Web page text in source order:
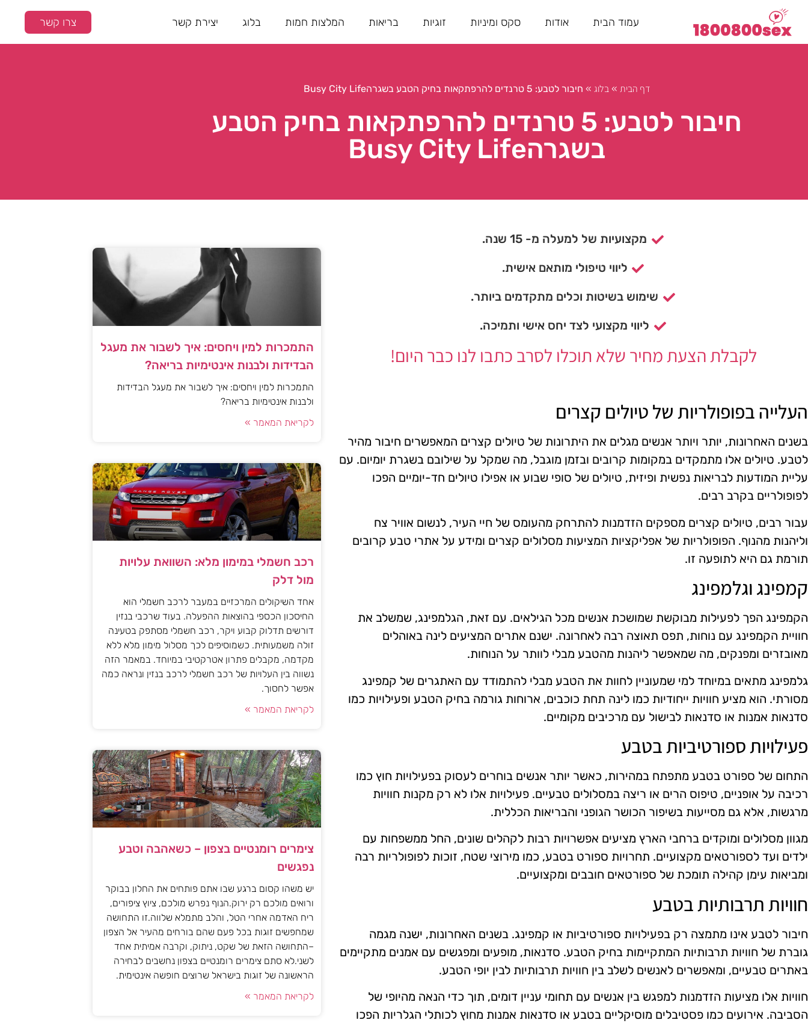
עמוד הבית אודות סקס ומיניות זוגיות בריאות המלצות חמות בלוג יצירת קשר צרו קשר
דף הבית »בלוג » חיבור לטבע: 5 טרנדים להרפתקאות בחיק הטבע בשגרהBusy City Life
חיבור לטבע: 5 טרנדים להרפתקאות בחיק הטבע
בשגרהBusy City Life
מקצועיות של למעלה מ- 15 שנה.
ליווי טיפולי מותאם אישית.
שימוש בשיטות וכלים מתקדמים ביותר.
ליווי מקצועי לצד יחס אישי ותמיכה.
לקבלת הצעת מחיר שלא תוכלו לסרב כתבו לנו כבר היום!
העלייה בפופולריות של טיולים קצרים
בשנים האחרונות, יותר ויותר אנשים מגלים את היתרונות של טיולים קצרים המאפשרים חיבור מהיר
לטבע. טיולים אלו מתמקדים במקומות קרובים ובזמן מוגבל, מה שמקל על שילובם בשגרת יומיום. עם
עליית המודעות לבריאות נפשית ופיזית, טיולים של סופי שבוע או אפילו טיולים חד-יומיים הפכו
לפופולריים בקרב רבים.
עבור רבים, טיולים קצרים מספקים הזדמנות להתרחק מהעומס של חיי העיר, לנשום אוויר צח
וליהנות מהנוף. הפופולריות של אפליקציות המציעות מסלולים קצרים ומידע על אתרי טבע קרובים
תורמת גם היא לתופעה זו.
קמפינג וגלמפינג
הקמפינג הפך לפעילות מבוקשת שמושכת אנשים מכל הגילאים. עם זאת, הגלמפינג, שמשלב את
חוויית הקמפינג עם נוחות, תפס תאוצה רבה לאחרונה. ישנם אתרים המציעים לינה באוהלים
מאובזרים ומפנקים, מה שמאפשר ליהנות מהטבע מבלי לוותר על הנוחות.
גלמפינג מתאים במיוחד למי שמעוניין לחוות את הטבע מבלי להתמודד עם האתגרים של קמפינג
מסורתי. הוא מציע חוויות ייחודיות כמו לינה תחת כוכבים, ארוחות גורמה בחיק הטבע ופעילויות כמו
סדנאות אמנות או סדנאות לבישול עם מרכיבים מקומיים.
פעילויות ספורטיביות בטבע
התחום של ספורט בטבע מתפתח במהירות, כאשר יותר אנשים בוחרים לעסוק בפעילויות חוץ כמו
רכיבה על אופניים, טיפוס הרים או ריצה במסלולים טבעיים. פעילויות אלו לא רק מקנות חוויות
מרגשות, אלא גם מסייעות בשיפור הכושר הגופני והבריאות הכללית.
מגוון מסלולים ומוקדים ברחבי הארץ מציעים אפשרויות רבות לקהלים שונים, החל ממשפחות עם
ילדים ועד לספורטאים מקצועיים. תחרויות ספורט בטבע, כמו מירוצי שטח, זוכות לפופולריות רבה
ומביאות עימן קהילה תומכת של ספורטאים חובבים ומקצועיים.
חוויות תרבותיות בטבע
חיבור לטבע אינו מתמצה רק בפעילויות ספורטיביות או קמפינג. בשנים האחרונות, ישנה מגמה
גוברת של חוויות תרבותיות המתקיימות בחיק הטבע. סדנאות, מופעים ומפגשים עם אמנים מתקיימים
באתרים טבעיים, ומאפשרים לאנשים לשלב בין חוויות תרבותיות לבין יופי הטבע.
חוויות אלו מציעות הזדמנות למפגש בין אנשים עם תחומי עניין דומים, תוך כדי הנאה מהיופי של
הסביבה. אירועים כמו פסטיבלים מוסיקליים בטבע או סדנאות אמנות מחוץ לכותלי הגלריות הפכו
התמכרות למין ויחסים: איך לשבור את מעגל
הבדידות ולבנות אינטימיות בריאה?
התמכרות למין ויחסים: איך לשבור את מעגל הבדידות
ולבנות אינטימיות בריאה?
לקריאת המאמר »
רכב חשמלי במימון מלא: השוואת עלויות
מול דלק
אחד השיקולים המרכזיים במעבר לרכב חשמלי הוא
החיסכון הכספי בהוצאות ההפעלה. בעוד שרכבי בנזין
דורשים תדלוק קבוע ויקר, רכב חשמלי מסתפק בטעינה
זולה משמעותית. כשמוסיפים לכך מסלול מימון מלא ללא
מקדמה, מקבלים פתרון אטרקטיבי במיוחד. במאמר הזה
נשווה בין העלויות של רכב חשמלי לרכב בנזין ונראה כמה
אפשר לחסוך.
לקריאת המאמר »
צימרים רומנטיים בצפון – כשאהבה וטבע
נפגשים
יש משהו קסום ברגע שבו אתם פותחים את החלון בבוקר
ורואים מולכם רק ירוק.הנוף נפרש מולכם, ציוץ ציפורים,
ריח האדמה אחרי הטל, והלב מתמלא שלווה.זו התחושה
שמחפשים זוגות בכל פעם שהם בורחים מהעיר אל הצפון
–התחושה הזאת של שקט, ניתוק, וקרבה אמיתית אחד
לשני.לא סתם צימרים רומנטיים בצפון נחשבים לבחירה
הראשונה של זוגות בישראל שרוצים חופשה אינטימית.
לקריאת המאמר »